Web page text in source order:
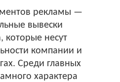
рекламы —
вывески
которые несут
компании и
Среди главных
характера